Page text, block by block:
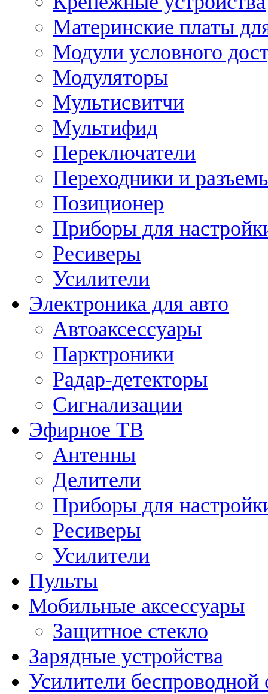
Материнские платы
Модули условного
Модуляторы
Мультисвитчи
Мультифид
Переключатели
Переходники и
Позиционер
Приборы для
Ресиверы
Усилители
Электроника для авто
Автоаксессуары
Парктроники
Радар-детекторы
Сигнализации
Эфирное ТВ
Антенны
Делители
Приборы для
Ресиверы
Усилители
Пульты
Мобильные аксессуары
Защитное стекло
Зарядные устройства
Усилители беспроводной